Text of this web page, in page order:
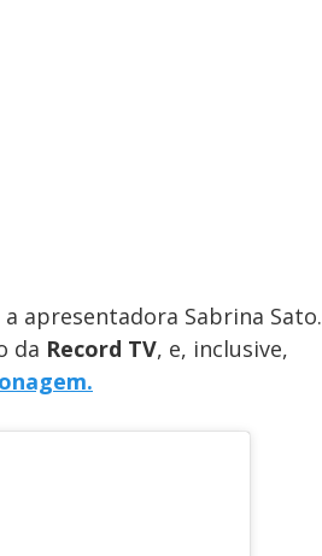
apresentadora Sabrina Sato.
da Record TV, e, inclusive,